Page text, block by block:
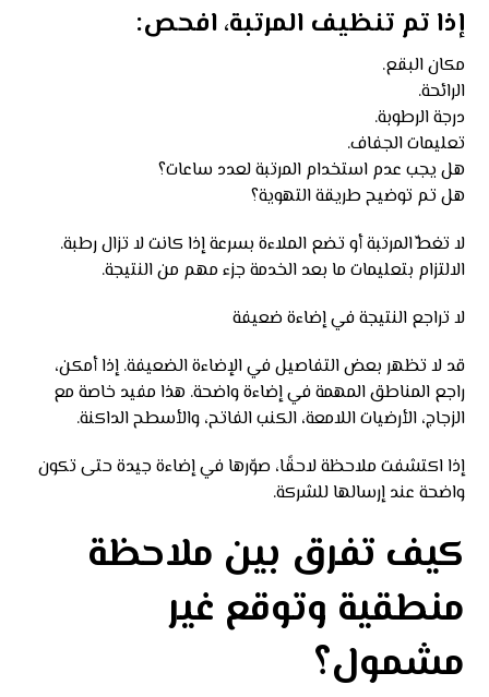
إذا تم تنظيف المرتبة، افحص:
مكان البقع.
الرائحة.
درجة الرطوبة.
تعليمات الجفاف.
هل يجب عدم استخدام المرتبة لعدد ساعات؟
هل تم توضيح طريقة التهوية؟
لا تغطِّ المرتبة أو تضع الملاءة بسرعة إذا كانت لا تزال رطبة.
الالتزام بتعليمات ما بعد الخدمة جزء مهم من النتيجة.
لا تراجع النتيجة في إضاءة ضعيفة
قد لا تظهر بعض التفاصيل في الإضاءة الضعيفة. إذا أمكن،
راجع المناطق المهمة في إضاءة واضحة. هذا مفيد خاصة مع
الزجاج، الأرضيات اللامعة، الكنب الفاتح، والأسطح الداكنة.
إذا اكتشفت ملاحظة لاحقًا، صوّرها في إضاءة جيدة حتى تكون
واضحة عند إرسالها للشركة.
كيف تفرق بين ملاحظة
منطقية وتوقع غير
مشمول؟